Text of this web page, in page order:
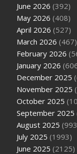
June 2026 (392)
May 2026 (408)
April 2026 (527)
March 2026 (467)
February 2026
January 2026
December 2025
November 2025
October 2025
September 2025
August 2025
July 2025 (1993)
June 2025 (2125)